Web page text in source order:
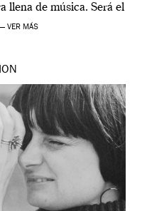
llena de música. Será el
VER MÁS